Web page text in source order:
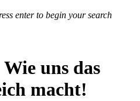
enter to begin your search
uns das
macht!